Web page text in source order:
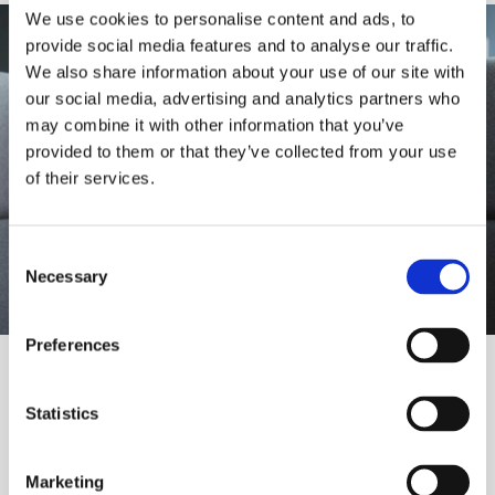
We use cookies to personalise content and ads, to
provide social media features and to analyse our traffic.
We also share information about your use of our site with
our social media, advertising and analytics partners who
may combine it with other information that you’ve
provided to them or that they’ve collected from your use
of their services.
Selection
Necessary
Preferences
Statistics
Marketing
”Planen er, at jeg sparer op og bliver boende hjemme,
uddannelsen ligger lokalt,” fortæller Dennis Moradzadih.